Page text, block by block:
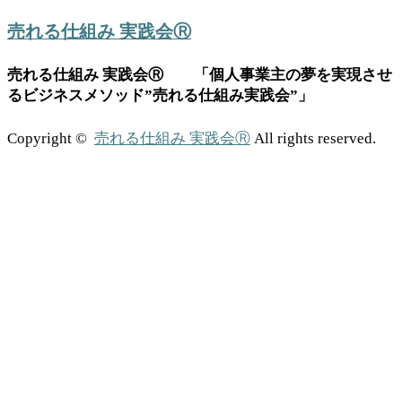
売れる仕組み 実践会Ⓡ
売れる仕組み 実践会Ⓡ 「個人事業主の夢を実現させ
るビジネスメソッド”売れる仕組み実践会”」
Copyright © 売れる仕組み 実践会Ⓡ All rights reserved.